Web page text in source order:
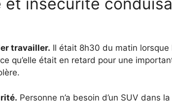
et insécurité
travailler. Il était 8h30 du matin lorsque
qu’elle était en retard pour une
Personne n’a besoin d’un SUV dans